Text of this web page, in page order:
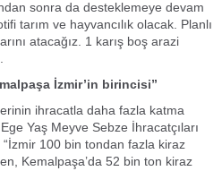
sonra da desteklemeye devam
tarım ve hayvancılık olacak. Planlı
atacağız. 1 karış boş arazi
İzmir’in birincisi”
ihracatla daha fazla katma
Yaş Meyve Sebze İhracatçıları
100 bin tondan fazla kiraz
Kemalpaşa’da 52 bin ton kiraz